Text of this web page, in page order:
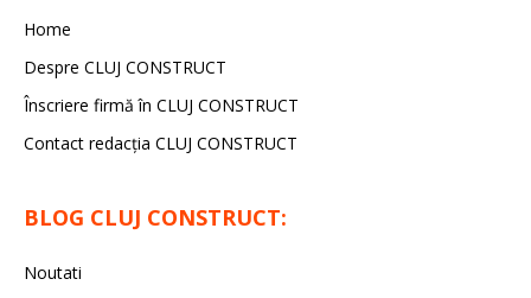
Home
Despre CLUJ CONSTRUCT
Înscriere firmă în CLUJ CONSTRUCT
Contact redacția CLUJ CONSTRUCT
BLOG CLUJ CONSTRUCT:
Noutati